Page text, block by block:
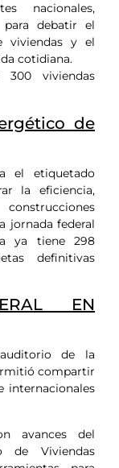
nacionales,
debatir el
viviendas y el
cotidiana.
viviendas
de
el etiquetado
la eficiencia,
jornada federal
ya tiene 298
definitivas
EN
de la
compartir
internacionales
avances del
de Viviendas